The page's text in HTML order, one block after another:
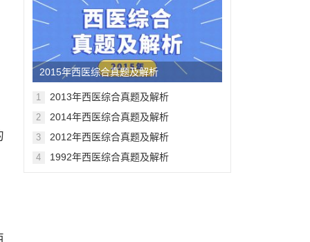
2015年西医综合真题及解析
1 2013年西医综合真题及解析
2 2014年西医综合真题及解析
3 2012年西医综合真题及解析
4 1992年西医综合真题及解析